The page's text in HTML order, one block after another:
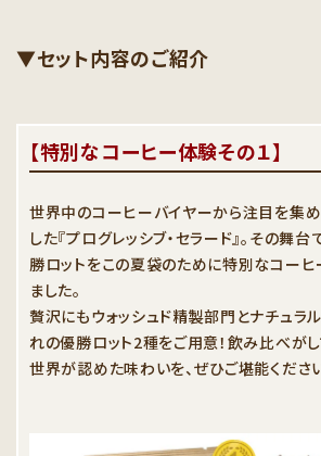
▼セット内容のご紹介
【特別なコーヒー体験その１】
世界中のコーヒーバイヤーから注目を集
した『プログレッシブ・セラード』。その舞
勝ロットをこの夏袋のために特別なコーヒ
ました。
贅沢にもウォッシュド精製部門とナチュラ
れの優勝ロット2種をご用意！飲み比べがし
世界が認めた味わいを、ぜひご堪能くださ